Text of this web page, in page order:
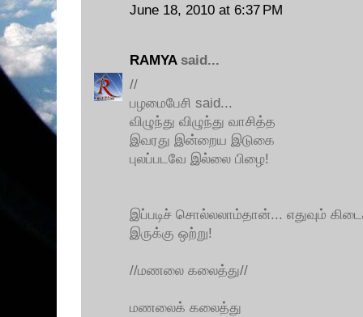
June 18, 2010 at 6:37 PM
RAMYAsaid...
//
பழமைபேசி said...
விழுந்து விழுந்து வாசித்த
இவரது இன்றைய இடுகை
புலப்படவே இல்லை பிழை!
இப்படிச் சொல்லலாம்தான்... எதுவும்
இருக்கு ஒற்று!
//மணலை கலைத்து//
மணலைக் கலைத்து